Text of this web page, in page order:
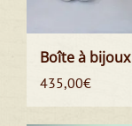
Boîte à
435,00€